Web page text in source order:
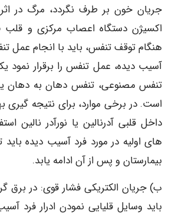
جریان خون بر طرف نگردد، مرگ در
اکسیژن دستگاه اعصاب مرکزی و قلب
هنگام توقف تنفس، باید با انجام عمل
آسیب دیده، عمل تنفس را برقرار نمود
تنفس مصنوعی، تنفس دهان به دهان
است. در برخی موارد، برای نتیجه گیری
داخل قلبی آدرنالین یا نورآدر نالین
های اولیه در مورد فرد آسیب دیده باید
بیمارستان و پس از آن ادامه یابد.
ب) جریان الکتریکی فشار قوی: در برق
باید وسایل قلیایی نمودن ادرار فرد